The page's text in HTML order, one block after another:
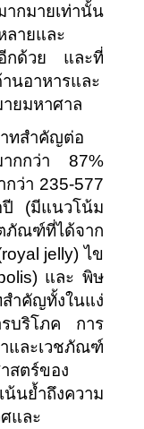
กมายเท่านั้น
ลายและ
กด้วย และที่
นอาหารและ
ยมหาศาล
ทสำคัญต่อ
ากกว่า 87%
ว่า 235-577
ปี (มีแนวโน้ม
ภัณฑ์ที่ได้จาก
jelly) ไข
และ พิษ
ำคัญทั้งในแง่
บริโภค การ
และเวชภัณฑ์
สตร์ของ
นย้ำถึงความ
และ